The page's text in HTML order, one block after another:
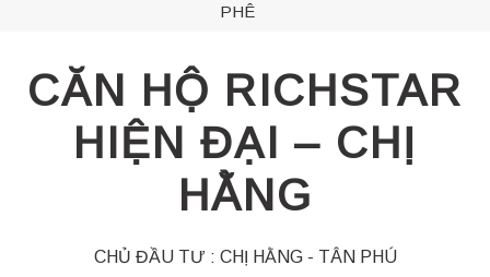
PHÊ
CĂN HỘ RICHSTAR
HIỆN ĐẠI – CHỊ
HẰNG
CHỦ ĐẦU TƯ : CHỊ HẰNG - TÂN PHÚ